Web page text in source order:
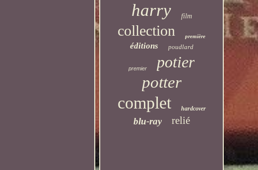
harry film
collection première
éditions poudlard
premier
potier
potter
complet hardcover
blu-ray relié